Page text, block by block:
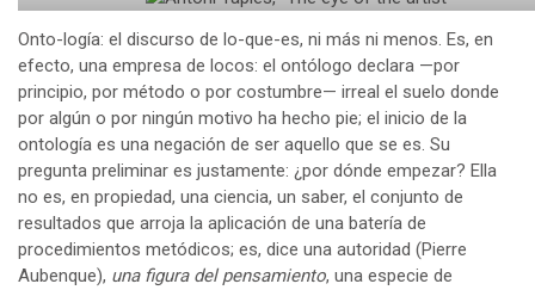
Onto-logía: el discurso de lo-que-es, ni más ni menos. Es, en
efecto, una empresa de locos: el ontólogo declara —por
principio, por método o por costumbre— irreal el suelo donde
por algún o por ningún motivo ha hecho pie; el inicio de la
ontología es una negación de ser aquello que se es. Su
pregunta preliminar es justamente: ¿por dónde empezar? Ella
no es, en propiedad, una ciencia, un saber, el conjunto de
resultados que arroja la aplicación de una batería de
procedimientos metódicos; es, dice una autoridad (Pierre
Aubenque), una figura del pensamiento, una especie de